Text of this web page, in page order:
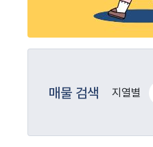
매물 검색 지열별